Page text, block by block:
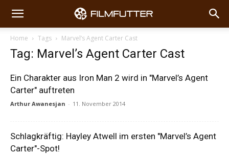
Home Tags Marvel’s Agent Carter Cast
Tag: Marvel’s Agent Carter Cast
Ein Charakter aus Iron Man 2 wird in "Marvel’s Agent
Carter" auftreten
Arthur Awanesjan - 11. November 2014
Schlagkräftig: Hayley Atwell im ersten "Marvel’s Agent
Carter"-Spot!